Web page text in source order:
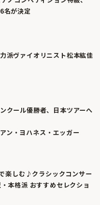
名が決定
派ヴァイオリニスト松本紘佳
クール優勝者、日本ツアーへ
ン・ヨハネス・エッガー
楽しむ♪クラシックコンサー
本格派 おすすめセレクショ